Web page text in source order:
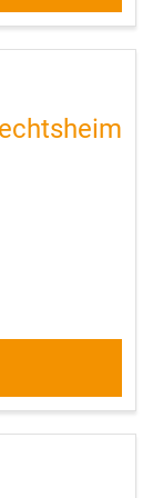
CODE: MZ012
CODE: MZ067